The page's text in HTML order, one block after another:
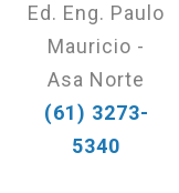
Ed. Eng. Paulo
Mauricio -
Asa Norte
(61) 3273-
5340